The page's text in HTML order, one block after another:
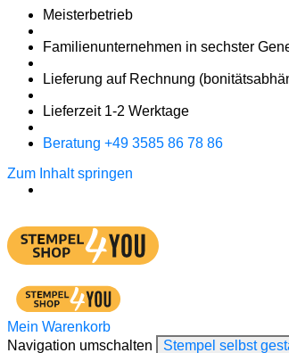
Meister­betrieb
Familien­unter­nehmen in sechster
Lieferung auf Rech­nung
Liefer­zeit 1-2 Werk­tage
Bera­tung +49 3585 86 78 86
Zum Inhalt springen
Mein Warenkorb
Navigation umschalten
Stempel selbst